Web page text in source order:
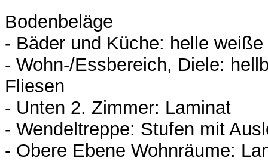
Bodenbeläge
- Bäder und Küche: helle
- Wohn-/Essbereich, Diele:
Fliesen
- Unten 2. Zimmer: Laminat
- Wendeltreppe: Stufen mit
- Obere Ebene Wohnräume: